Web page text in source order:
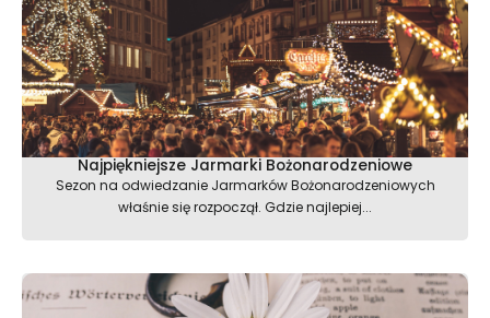
Najpiękniejsze Jarmarki Bożonarodzeniowe
Sezon na odwiedzanie Jarmarków Bożonarodzeniowych
właśnie się rozpoczął. Gdzie najlepiej...